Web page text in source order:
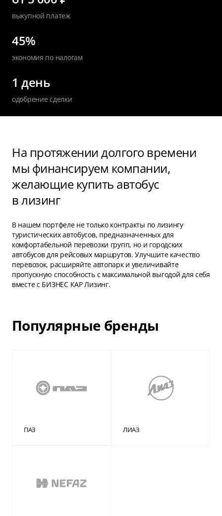
выкупной платеж
45%
экономия по налогам
1 день
одобрение сделки
На протяжении долгого времени
мы финансируем компании,
желающие купить автобус
в лизинг
В нашем портфеле не только контракты по лизингу
туристических автобусов, предназначенных для
комфортабельной перевозки групп, но и городских
автобусов для рейсовых маршрутов. Улучшите качество
перевозок, расширяйте автопарк и увеличивайте
пропускную способность с максимальной выгодой для себя
вместе с БИЗНЕС КАР Лизинг.
Популярные бренды
ПАЗ ЛИАЗ